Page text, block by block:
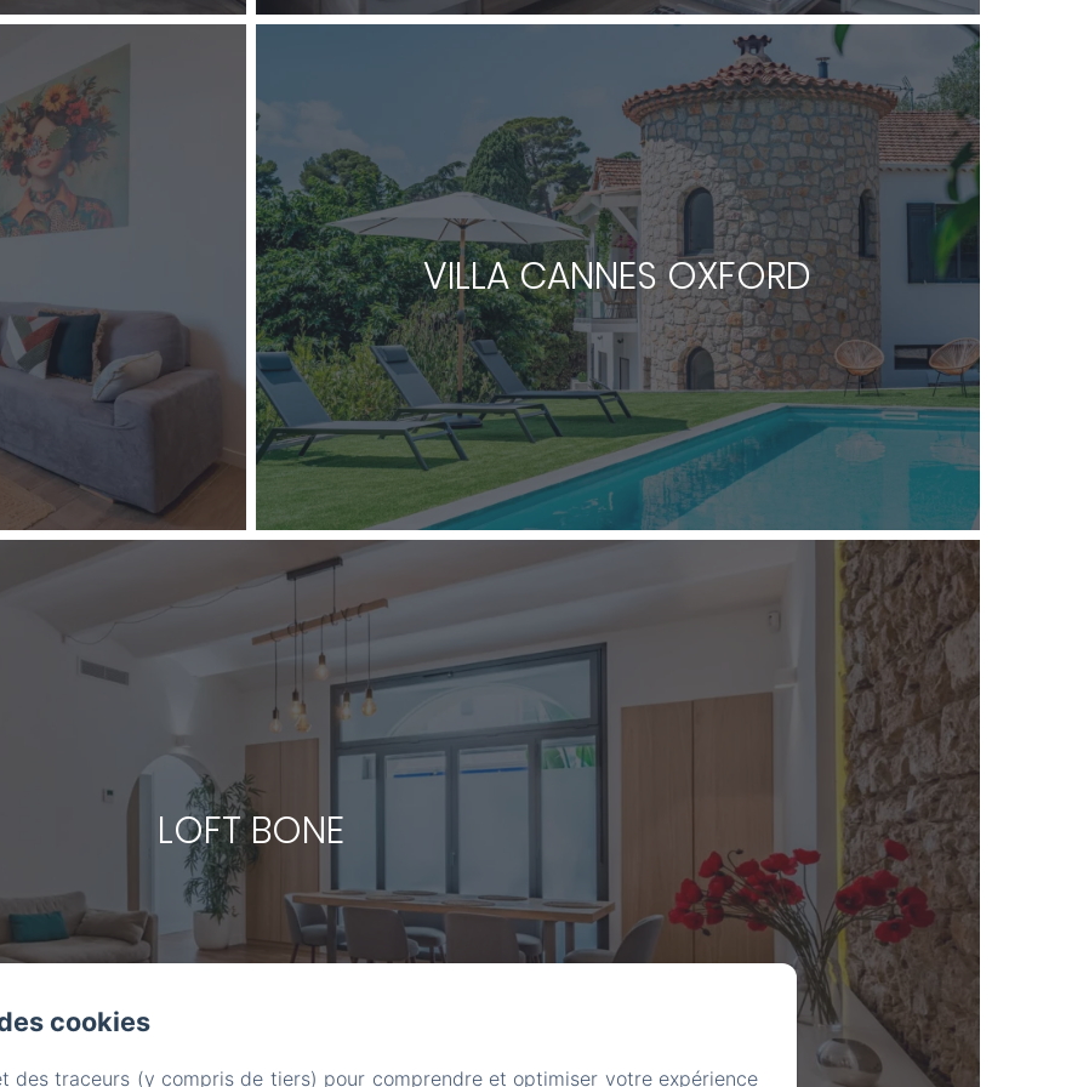
VILLA CANNES OXFORD
LOFT BONE
cookies
des traceurs (y compris de tiers) pour comprendre et optimiser votre expérience